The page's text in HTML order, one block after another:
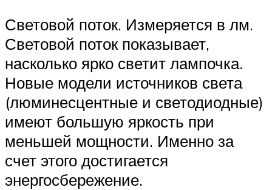
Световой поток. Измеряется в лм.
Световой поток показывает,
насколько ярко светит лампочка.
Новые модели источников света
(люминесцентные и светодиодные)
имеют большую яркость при
меньшей мощности. Именно за
счет этого достигается
энергосбережение.